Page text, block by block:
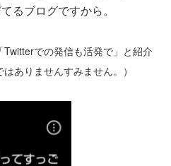
るブログですから。
Twitterでの発信も活発で」と紹介
ありませんすみません。）